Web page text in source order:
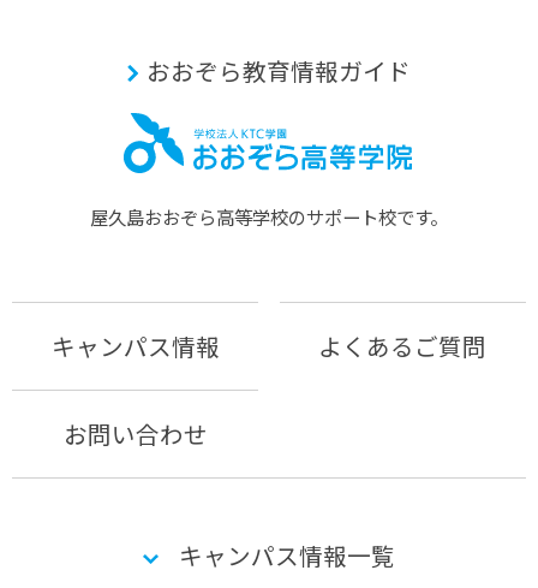
おおぞら教育情報ガイド
屋久島おおぞら⾼等学校のサポート校です。
キャンパス情報 よくあるご質問
お問い合わせ
キャンパス情報一覧